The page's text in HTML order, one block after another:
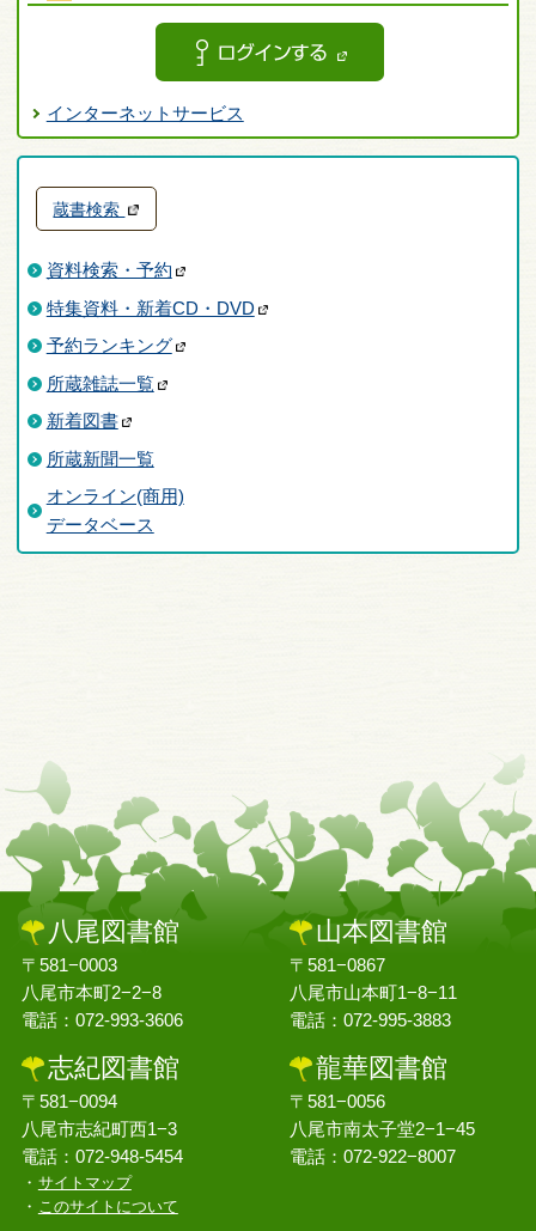
インターネットサービス
蔵書検索
資料検索・予約
特集資料・新着CD・DVD
予約ランキング
所蔵雑誌一覧
新着図書
所蔵新聞一覧
オンライン(商用)
データベース
八尾図書館
〒581−0003
八尾市本町2−2−8
電話：072-993-3606
山本図書館
〒581−0867
八尾市山本町1−8−11
電話：072-995-3883
志紀図書館
〒581−0094
八尾市志紀町西1−3
電話：072-948-5454
龍華図書館
〒581−0056
八尾市南太子堂2−1−45
電話：072-922−8007
サイトマップ
このサイトについて